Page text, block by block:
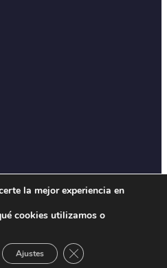
la mejor experiencia en
cookies utilizamos o
Ajustes Cerrar el banner de